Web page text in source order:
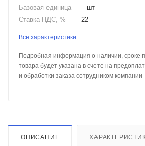
Базовая единица —
шт
Ставка НДС, %
— 22
Все характеристики
Подробная информация о наличии, сроке
товара будет указана в счете на
и обработки заказа сотрудником компании
ОПИСАНИЕ